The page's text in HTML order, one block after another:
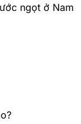
ngọt ở Nam